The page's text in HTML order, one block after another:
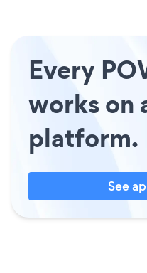
Every
works on
platform.
See